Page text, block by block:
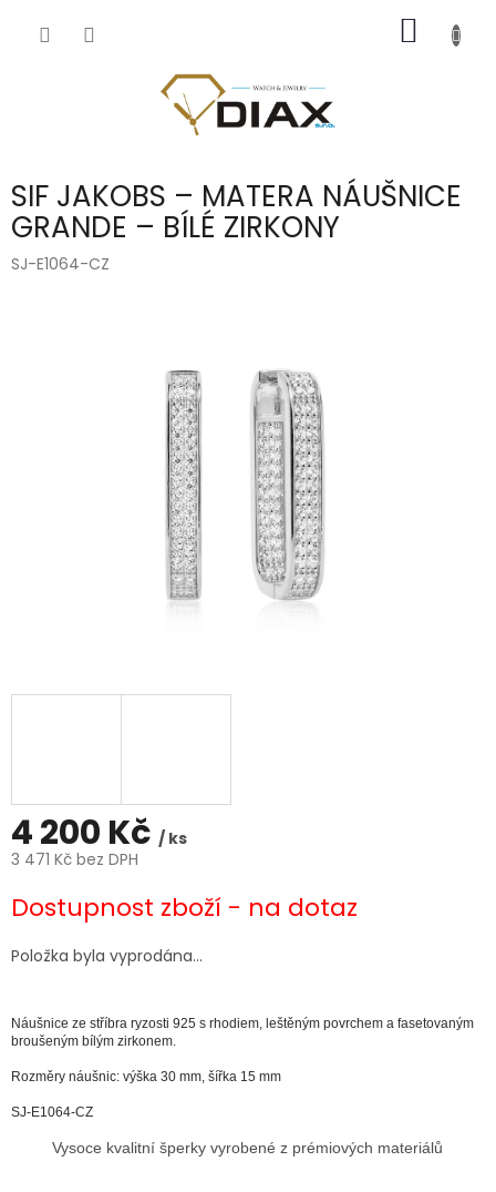
KOŠÍK
SIF JAKOBS – MATERA NÁUŠNICE
GRANDE – BÍLÉ ZIRKONY
SJ-E1064-CZ
4 200 Kč / ks
3 471 Kč bez DPH
cena:
Dostupnost zboží - na dotaz
Položka byla vyprodána…
Náušnice ze stříbra ryzosti 925 s rhodiem, leštěným povrchem a fasetovaným
broušeným bílým zirkonem.
Rozměry náušnic: výška 30 mm, šířka 15 mm
SJ-E1064-CZ
Vysoce kvalitní šperky vyrobené z prémiových materiálů